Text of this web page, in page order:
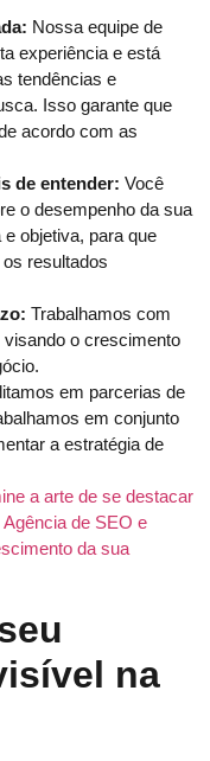
Nossa equipe de
experiência e está
tendências e
Isso garante que
acordo com as
de entender: Você
o desempenho da sua
objetiva, para que
resultados
Trabalhamos com
o crescimento
em parcerias de
em conjunto
a estratégia de
a arte de se destacar
de SEO e
da sua
na